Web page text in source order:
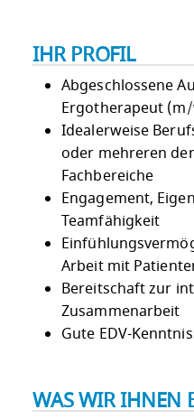
IHR PROFIL
Abgeschlossene
Ergotherapeut
Idealerweise
oder mehreren
Fachbereiche
Engagement,
Teamfähigkeit
Arbeit mit
Bereitschaft zur
Zusammenarbeit
Gute EDV-
WAS WIR IHNEN